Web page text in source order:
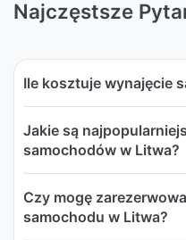
Najczęstsze
Ile kosztuje wynajęcie
Jakie są
samochodów w Litwa?
Czy mogę
samochodu w Litwa?